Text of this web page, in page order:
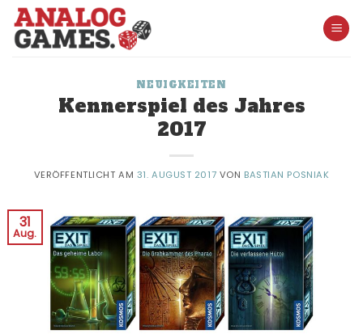
Skip
content
NEUIGKEITEN
Kennerspiel des Jahres
2017
VERÖFFENTLICHT AM 31. AUGUST 2017 VON BASTIAN POSNIAK
31
Aug.